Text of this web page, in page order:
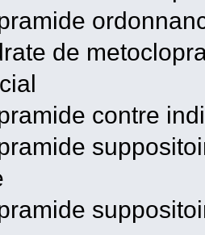
de
contre